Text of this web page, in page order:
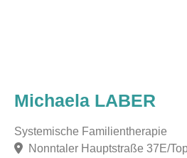
Michaela LABER
Systemische Familientherapie
Nonntaler Hauptstraße 37E/